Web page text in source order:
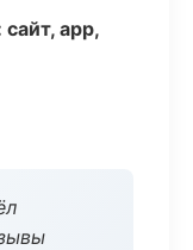
app,